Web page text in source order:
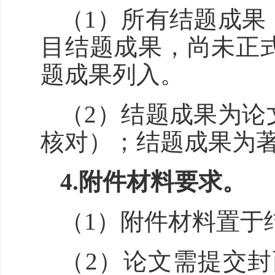
（1） 所有结题成果
目结题成果，尚未正
题成果列入 。
（2）结题成果为论
核对）
；结题成果为
4.附件材料要求。
（1）
附件材料置于
（2） 论文需提交